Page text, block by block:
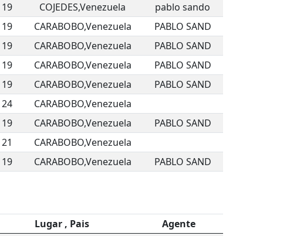
19 COJEDES,Venezuela
pablo sando
19 CARABOBO,Venezuela
PABLO SAND
19 CARABOBO,Venezuela
PABLO SAND
19 CARABOBO,Venezuela
PABLO SAND
19 CARABOBO,Venezuela
PABLO SAND
24
CARABOBO,Venezuela
19 CARABOBO,Venezuela
PABLO SAND
21
CARABOBO,Venezuela
19 CARABOBO,Venezuela PABLO SAND
Lugar , Pais
Agente